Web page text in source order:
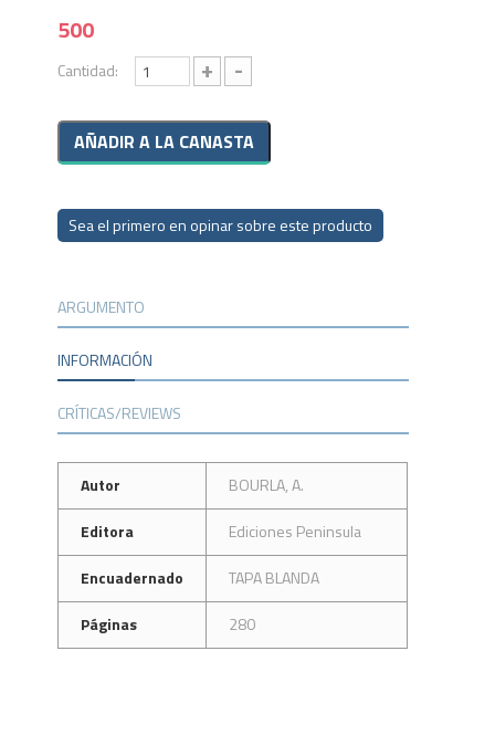
500
Cantidad: + -
Sea el primero en opinar sobre este producto
ARGUMENTO
INFORMACIÓN
CRÍTICAS/REVIEWS
Autor
BOURLA, A.
Editora
Ediciones Peninsula
Encuadernado
TAPA BLANDA
Páginas
280